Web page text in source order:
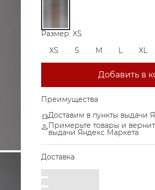
Размер: XS
XS
S M L XL
Добавить в
Преимущества
Доставим в пункты выдачи
Примерьте товары и
выдачи Яндекс Маркета
Доставка